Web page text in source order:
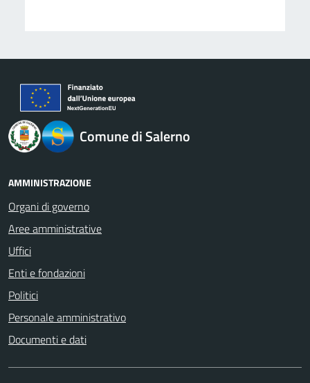
logo Unione Europea
Comune di Salerno
AMMINISTRAZIONE
Organi di governo
Aree amministrative
Uffici
Enti e fondazioni
Politici
Personale amministrativo
Documenti e dati